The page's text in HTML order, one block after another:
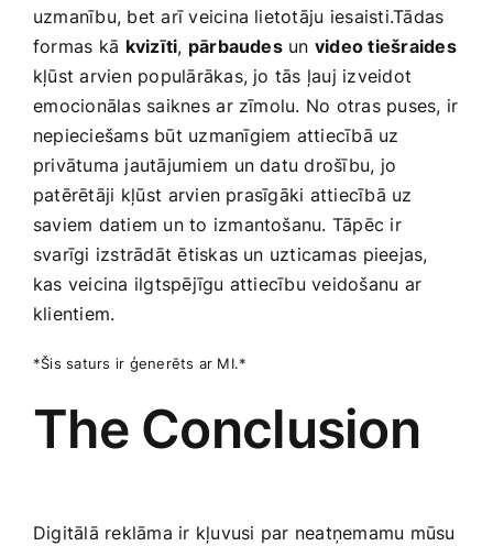
uzmanību, bet arī veicina lietotāju ⁤iesaisti.Tādas
formas kā⁢ kvizīti, pārbaudesun video‍ tiešraides
kļūst‌ arvien populārākas, jo tās ļauj izveidot
⁢emocionālas ​saiknes ⁣ar zīmolu. No otras puses, ir
nepieciešams būt uzmanīgiem‌ attiecībā uz
privātuma jautājumiem⁢ un datu drošību, jo‌
patērētāji⁤ kļūst⁢ arvien prasīgāki attiecībā uz
saviem​ datiem un to izmantošanu. Tāpēc ir‍
svarīgi izstrādāt ētiskas un uzticamas ⁤pieejas,
‍kas veicina ilgtspējīgu attiecību veidošanu⁢ ar
klientiem.
*Šis saturs ir ģenerēts ar ‍MI.*
The Conclusion
Digitālā reklāma ir kļuvusi par ⁤neatņemamu mūsu